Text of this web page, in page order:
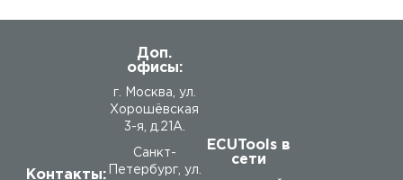
Контакты:
Доп.
офисы:
г. Москва, ул.
Хорошёвская
3-я, д.21А.
Санкт-
Петербург, ул.
ECUTools в
сети